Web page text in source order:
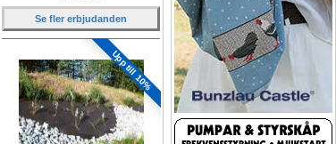
Se fler erbjudanden
Upp till 10%